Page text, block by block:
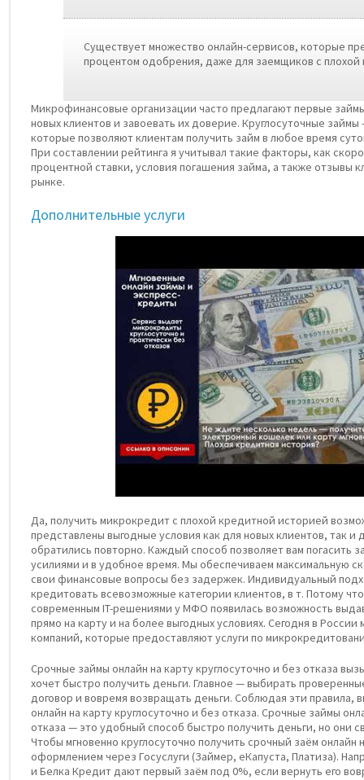
Существует множество онлайн-сервисов, которые
процентом одобрения, даже для заемщиков с
Микрофинансовые организации часто предлагают первые
новых клиентов и завоевать их доверие. Круглосуточные
которые позволяют клиентам получить займ в любое время
При составлении рейтинга я учитывал такие факторы, как
процентной ставки, условия погашения займа, а также отзывы
рынке.
Дополнительные услуги
Да, получить микрокредит с плохой кредитной историей
представлены выгодные условия как для новых клиентов, так
обратились повторно. Каждый способ позволяет вам погасить
усилиями и в удобное время. Мы обеспечиваем максимальную
свои финансовые вопросы без задержек. Индивидуальный
кредитовать всевозможные категории клиентов, в т. Потому
современным IT-решениями у МФО появилась возможность
прямо на карту и на более выгодных условиях. Сегодня в
компаний, которые предоставляют услуги по
Срочные займы онлайн на карту круглосуточно и без отказа
хочет быстро получить деньги. Главное — выбирать
договор и вовремя возвращать деньги. Соблюдая эти правила,
онлайн на карту круглосуточно и без отказа. Срочные займы
отказа — это удобный способ быстро получить деньги, но они
Чтобы мгновенно круглосуточно получить срочный заём
оформлением через Госуслуги (Займер, еКапуста, Платиза).
и Белка Кредит дают первый заём под 0%, если вернуть его